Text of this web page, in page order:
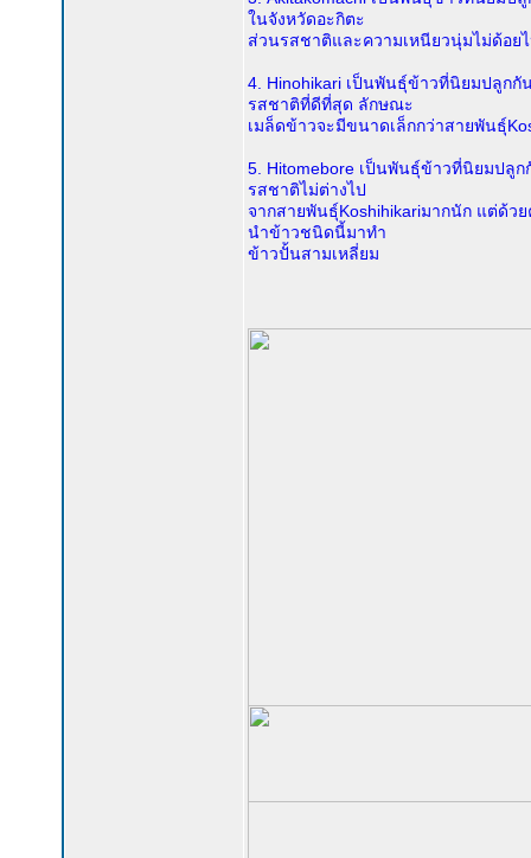
ในจังหวัดอะกิตะ
ส่วนรสชาติและความเหนียวนุ่มไม่ด้อ
4. Hinohikari เป็นพันธุ์ข้าวที่นิยมปลูก
รสชาติที่ดีที่สุด ลักษณะ
เมล็ดข้าวจะมีขนาดเล็กกว่าสายพันธุ์
5. Hitomebore เป็นพันธุ์ข้าวที่นิยมปลู
รสชาติไม่ต่างไป
จากสายพันธุ์Koshihikariมากนัก แต่ด้
นำข้าวชนิดนี้มาทำ
ข้าวปั้นสามเหลี่ยม